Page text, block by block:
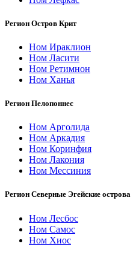
Регион Остров Крит
Ном Ираклион
Ном Ласити
Ном Ретимнон
Ном Ханья
Регион Пелопоннес
Ном Арголида
Ном Аркадия
Ном Коринфия
Ном Лакония
Ном Мессиния
Регион Северные Эгейские острова
Ном Лесбос
Ном Самос
Ном Хиос